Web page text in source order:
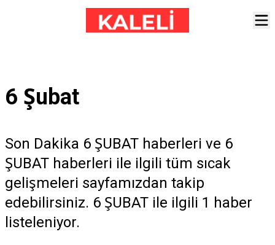
6 Şubat
Son Dakika 6 ŞUBAT haberleri ve 6
ŞUBAT haberleri ile ilgili tüm sıcak
gelişmeleri sayfamızdan takip
edebilirsiniz. 6 ŞUBAT ile ilgili 1 haber
listeleniyor.